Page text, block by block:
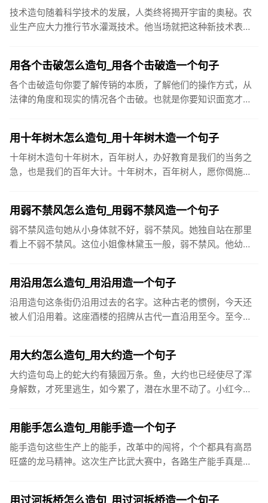
技术造句随着科学技术的发展，人类终将揭开宇宙的奥秘。农
业生产应大力推行节水灌溉技术。他当场就把这种新技术表演
用各个击破怎么造句_用各个击破造一个句子
各个击破造句你要了解传销的本质，了解他们的操作方式，从
法律的角度和现实的情况各个击破。也就是你要知识面宽才
用十年树木怎么造句_用十年树木造一个句子
十年树木造句十年树木，百年树人，办好教育是我们的当务之
急，也是我们的百年大计。十年树木，百年树人，愿你偈施过
用弱不禁风怎么造句_用弱不禁风造一个句子
弱不禁风造句她从小身体就不好，弱不禁风。她独自站在那里
看上不弱不禁风。这位小姐像林黛玉一般，弱不禁风。他幼年
用沿用怎么造句_用沿用造一个句子
沿用造句这条街仍沿用过去的名字。这种古老的惯例，今天还
被人们沿用着。这座酒楼的招牌从古代一直沿用至今。至今太
用大约怎么造句_用大约造一个句子
大约造句岛上的蛇大约有猿园万条。鱼，大约也已经使尽了浑
身解数，才死里逃生，如今累了，潜在水里不动了。小红今天
用能手怎么造句_用能手造一个句子
能手造句这些生产上的能手，改革中的闯将，个个都具有高昂
旺盛的龙马精神。这次生产比武大赛中，各路生产能手真是各
用过河拆桥怎么造句_用过河拆桥造一个句子